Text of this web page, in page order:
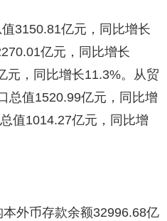
3150.81亿元，同比增长
亿元，同比增长
元，同比增长11.3%。从贸
总值1520.99亿元，同比增
值1014.27亿元，同比增
外币存款余额32996.68亿